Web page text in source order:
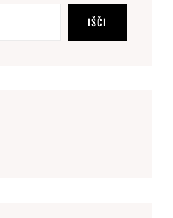
IŠČI